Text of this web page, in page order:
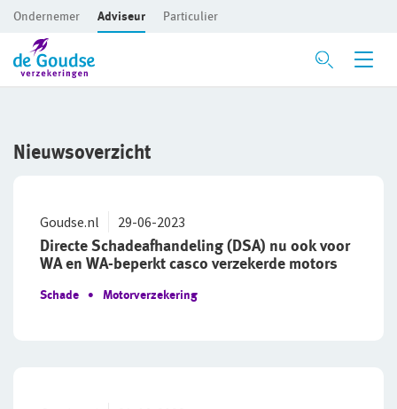
Ga direct naar de inhoud
Ondernemer Adviseur Particulier
Goudse Academy
Voor ondernemers
Voor adviseurs
Service en contact
Service en contact
Over De Goudse
Nieuwsoverzicht
Directe Schadeafhandeling (DSA) nu ook voor
WA en WA-beperkt casco verzekerde motors
Goudse.nl 29-06-2023
Schade Motorverzekering